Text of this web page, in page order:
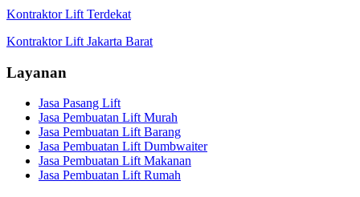
Kontraktor Lift Terdekat
Kontraktor Lift Jakarta Barat
Layanan
Jasa Pasang Lift
Jasa Pembuatan Lift Murah
Jasa Pembuatan Lift Barang
Jasa Pembuatan Lift Dumbwaiter
Jasa Pembuatan Lift Makanan
Jasa Pembuatan Lift Rumah